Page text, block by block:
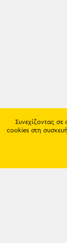
Συνεχίζοντας
cookies στη